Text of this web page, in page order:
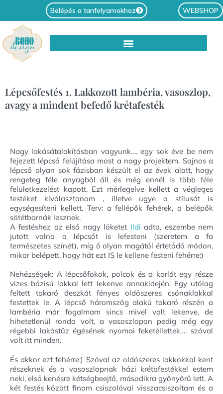
Belépés a tanfolyamokhoz WEBSHOP
Lépcsőfestés 1. Lakkozott lambéria, vasoszlop,
avagy a mindent befedő krétafesték
Nagy lakásátalakításban vagyunk…. egy sok éve be nem
fejezett lépcső felújítása most a nagy projektem. Sajnos a
lépcső olyan sok fázisban készült el az évek alatt, hogy
rengeteg féle anyagból áll és még ennél is több féle
felületkezelést kapott. Ezt mérlegelve kellett a végleges
festéket kiválasztanom , illetve ugye a stílusát is
egységesíteni kellett. Terv: a fellépők fehérek, a belépők
sötétbarnák lesznek.
A festéshez az első nagy löketet Ildiadta, eszembe nem
jutott volna a lépcsőt is lefesteni (szeretem a fa
természetes színét), míg ő olyan magától értetődő módon,
mikor belépett, hogy hát ezt IS le kellene festeni fehérre:)
Nehézségek: A lépcsőfokok, polcok és a korlát egy része
vizes bázisú lakkal lett lekenve annakidején. Egy utólag
feltett takaró deszkát fényes oldószeres csónaklakkal
festettek le. A lépcső háromszög alakú takaró részén a
lambéria már fogalmam sincs mivel volt lekenve, de
hihetetlenül ronda volt, a vasoszlopon pedig még egy
régebbi lakástűz égésének nyomai feketéllettek…. szóval
volt itt minden.
És akkor ezt fehérre:) Szóval az oldószeres lakkokkal kent
részeknek és a vasoszlopnak házi krétafestékkel estem
neki, első kenésre kétségbeejtő, másodikra gyönyörű lett. A
két festés között finom csiszolóval visszacsiszoltam és a